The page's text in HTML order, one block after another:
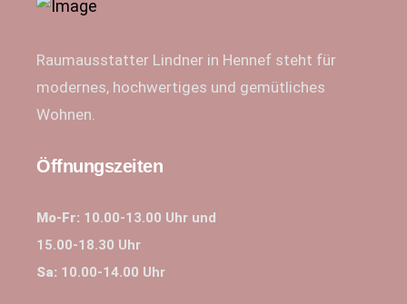
Raumausstatter Lindner in Hennef steht für
modernes, hochwertiges und gemütliches
Wohnen.
Öffnungszeiten
Mo-Fr: 10.00-13.00 Uhr und
15.00-18.30 Uhr
Sa: 10.00-14.00 Uhr